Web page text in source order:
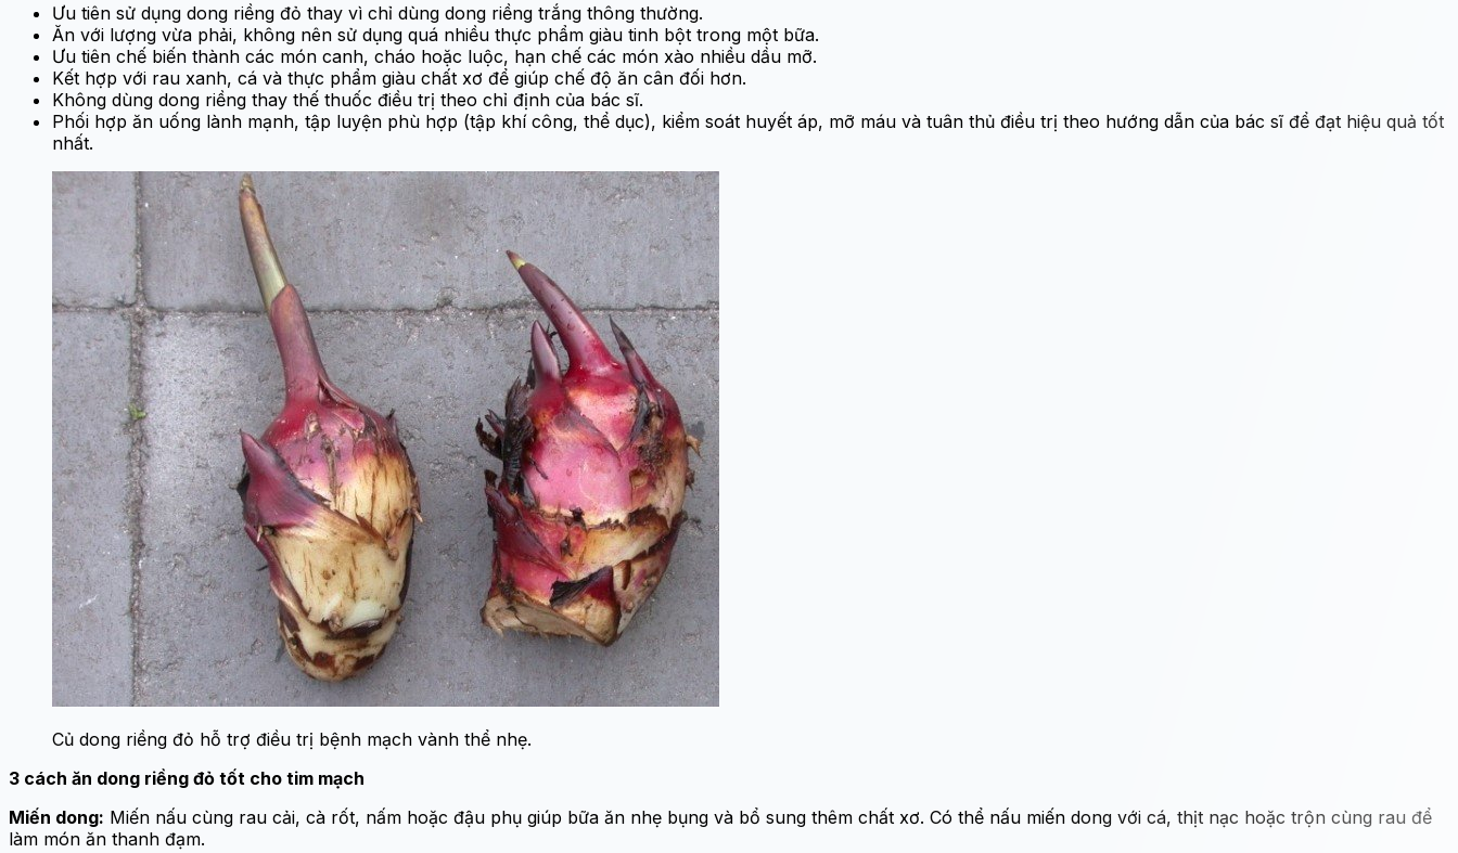
Ưu tiên sử dụng dong riềng đỏ thay vì chỉ dùng dong riềng trắng thông thường.
Ăn với lượng vừa phải, không nên sử dụng quá nhiều thực phẩm giàu tinh bột trong một bữa.
Ưu tiên chế biến thành các món canh, cháo hoặc luộc, hạn chế các món xào nhiều dầu mỡ.
Kết hợp với rau xanh, cá và thực phẩm giàu chất xơ để giúp chế độ ăn cân đối hơn.
Không dùng dong riềng thay thế thuốc điều trị theo chỉ định của bác sĩ.
Phối hợp ăn uống lành mạnh, tập luyện phù hợp (tập khí công, thể dục), kiểm soát huyết áp, mỡ máu và tuân thủ điều trị theo hướng dẫn của bác sĩ để đạt hiệu quả tốt
nhất.
Củ dong riềng đỏ hỗ trợ điều trị bệnh mạch vành thể nhẹ.
3 cách ăn dong riềng đỏ tốt cho tim mạch
Miến dong: Miến nấu cùng rau cải, cà rốt, nấm hoặc đậu phụ giúp bữa ăn nhẹ bụng và bổ sung thêm chất xơ. Có thể nấu miến dong với cá, thịt nạc hoặc trộn cùng rau để
làm món ăn thanh đạm.